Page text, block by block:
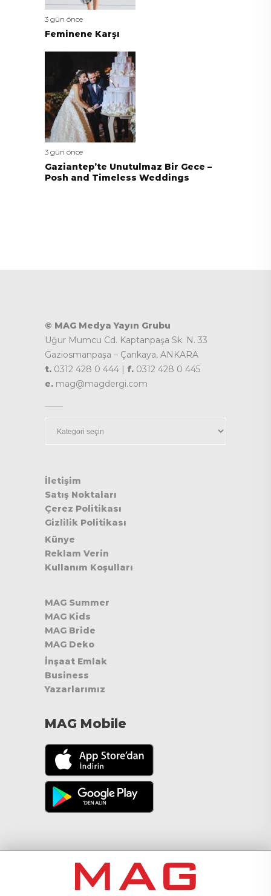
3 gün önce
Feminene Karşı
3 gün önce
Gaziantep’te Unutulmaz Bir Gece –
Posh and Timeless Weddings
© MAG Medya Yayın Grubu
Uğur Mumcu Cd. Kaptanpaşa Sk. N. 33
Gaziosmanpaşa – Çankaya, ANKARA
t. 0312 428 0 444 | f. 0312 428 0 445
e. mag@magdergi.com
İletişim
Satış Noktaları
Çerez Politikası
Gizlilik Politikası
Künye
Reklam Verin
Kullanım Koşulları
MAG Summer
MAG Kids
MAG Bride
MAG Deko
İnşaat Emlak
Business
Yazarlarımız
MAG Mobile